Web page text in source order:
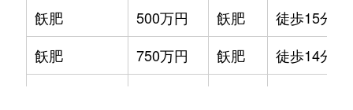
飫肥
500万円 飫肥
徒歩15分
飫肥
750万円 飫肥
徒歩14分